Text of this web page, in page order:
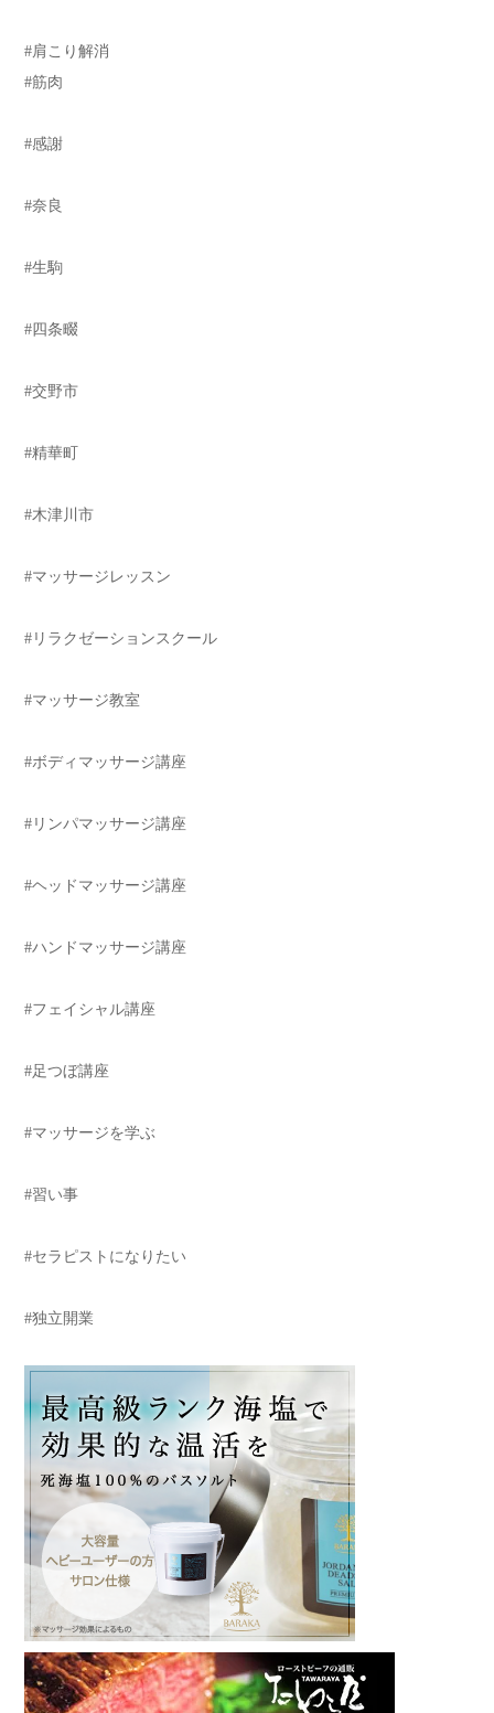
#肩こり解消
#筋肉
#感謝
#奈良
#生駒
#四条畷
#交野市
#精華町
#木津川市
#マッサージレッスン
#リラクゼーションスクール
#マッサージ教室
#ボディマッサージ講座
#リンパマッサージ講座
#ヘッドマッサージ講座
#ハンドマッサージ講座
#フェイシャル講座
#足つぼ講座
#マッサージを学ぶ
#習い事
#セラピストになりたい
#独立開業